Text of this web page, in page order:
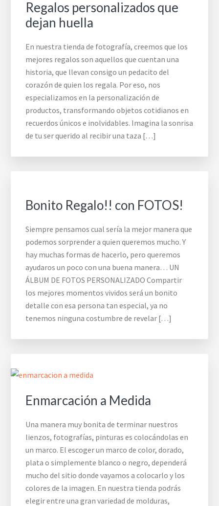
Regalos personalizados que
dejan huella
En nuestra tienda de fotografía, creemos que los
mejores regalos son aquellos que cuentan una
historia, que llevan consigo un pedacito del
corazón de quien los regala. Por eso, nos
especializamos en la personalización de
productos, transformando objetos cotidianos en
recuerdos únicos e inolvidables. Imagina la sonrisa
de tu ser querido al recibir una taza […]
Bonito Regalo!! con FOTOS!
Siempre pensamos cual sería la mejor manera que
podemos sorprender a quien queremos mucho. Y
hay muchas formas de hacerlo, pero queremos
ayudaros un poco con una buena manera… UN
ÁLBUM DE FOTOS PERSONALIZADO Compartir
los mejores momentos vividos será un bonito
detalle con esa persona tan especial, ya no
tenemos ninguna costumbre de revelar […]
Enmarcación a Medida
Una manera muy bonita de terminar nuestros
lienzos, fotografías, pinturas es colocándolas en
un marco. El escoger un marco de color, dorado,
plata o simplemente blanco o negro, dependerá
mucho del sitio donde vayamos a colocarlo y los
colores de la imagen. En nuestra tienda podrás
elegir entre una gran variedad de molduras,